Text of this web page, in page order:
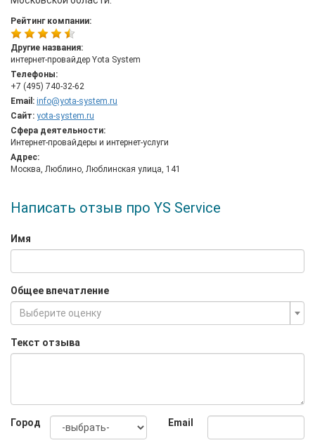
Рейтинг компании:
Другие названия:
интернет-провайдер Yota System
Телефоны:
+7 (495) 740-32-62
Email: info@yota-system.ru
Сайт: yota-system.ru
Сфера деятельности:
Интернет-провайдеры и интернет-услуги
Адрес:
Москва, Люблино, Люблинская улица, 141
Написать отзыв про YS Service
Имя
Общее впечатление
Выберите оценку
Текст отзыва
Город Email